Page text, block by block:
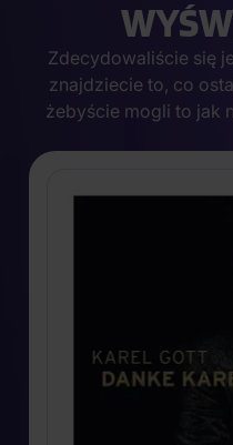
Zdecydowaliście się
znajdziecie to, co
żebyście mogli to jak